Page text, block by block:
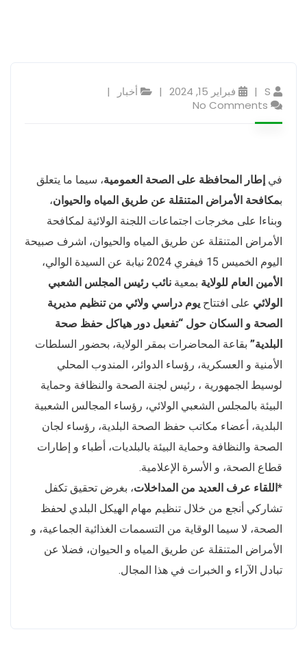
S فبراير 15, 2024
أخبار
No Comments
في إطار المحافظة على الصحة العمومية، سيما ما يتعلق
بمكافحة الأمراض المتنقلة عن طريق المياه والحيوان،
وبناءا على مخرجات اجتماعات اللجنة الولائية لمكافحة
الأمراض المتنقلة عن طريق المياه والحيوان، اشرف صبيحة
اليوم الخميس 15 فيفري 2024 نيابة عن السيدة الوالي،
الأمين العام للولاية بمعية نائب رئيس المجلس الشعبي
الولائي على افتتاح يوم دراسي ولائي من تنظيم مديرية
الصحة و السكان حول “تفعيل دور هياكل حفظ صحة
البلدية” بقاعة المحاضرات بمقر الولاية، بحضور السلطات
الأمنية و العسكرية، رؤساء الدوائر، المندوب المحلي
لوسيط الجمهورية ، رئيس لجنة الصحة والنظافة وحماية
البيئة بالمجلس الشعبي الولائي، رؤساء المجالس الشعبية
البلدية، أعضاء مكاتب حفظ الصحة البلدية، رؤساء لجان
الصحة والنظافة وحماية البيئة بالبلديات، أطباء و إطارات
قطاع الصحة، و الأسرة الإعلامية.
*اللقاء عرف العديد من المداخلات، بغرض تحقيق تكفل
تشاركي أنجع من خلال تنظيم مهام الهيكل البلدي لحفظ
الصحة، لا سيما الوقاية من التسممات الغذائية الجماعية، و
الأمراض المتنقلة عن طريق المياه و الحيوان، فضلا عن
تبادل الآراء و الخبرات في هذا المجال.